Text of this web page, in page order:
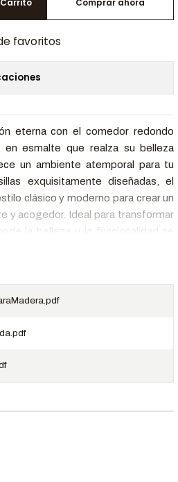
favoritos
eterna con el comedor redondo
en esmalte que realza su belleza
un ambiente atemporal para tu
exquisitamente diseñadas, el
clásico y moderno para crear un
y acogedor. Ideal para transformar
la belleza y la funcionalidad se